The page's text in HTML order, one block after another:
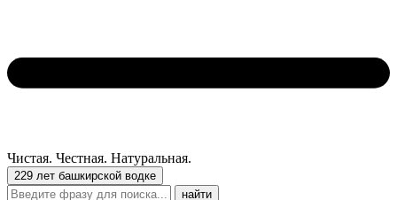
Чистая. Честная. Натуральная.
229 лет башкирской водке
Поиск: